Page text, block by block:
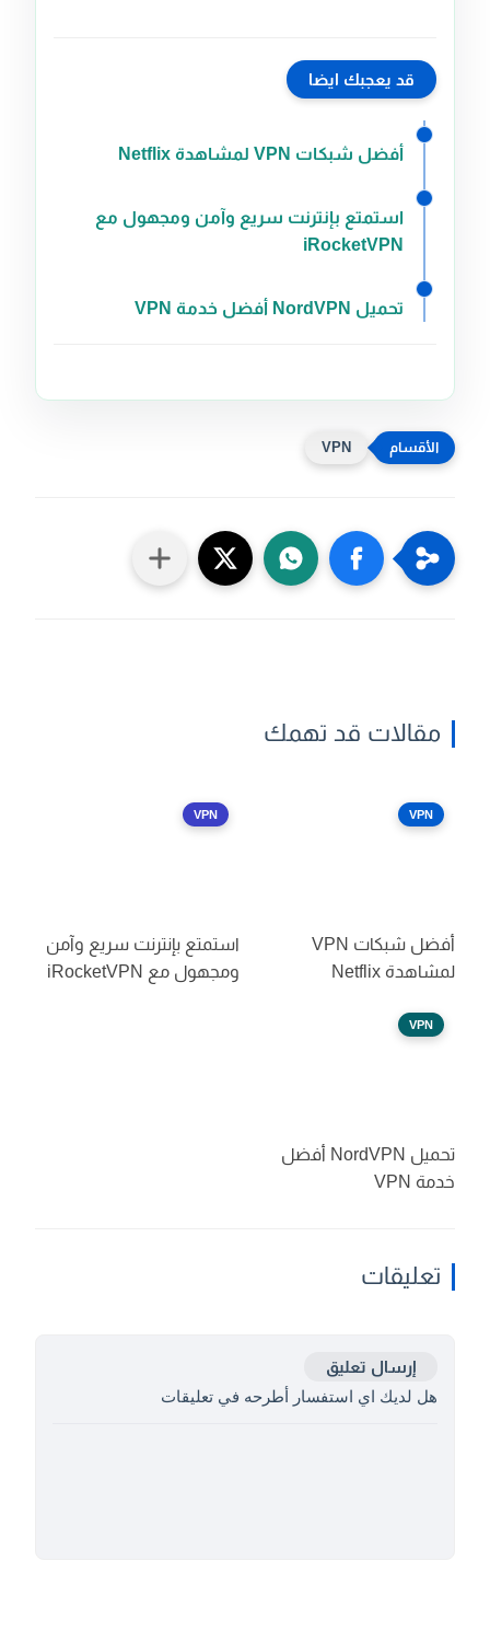
قد يعجبك ايضا
أفضل شبكات VPN لمشاهدة Netflix
استمتع بإنترنت سريع وآمن ومجهول مع
iRocketVPN
تحميل NordVPN أفضل خدمة VPN
VPN
مقالات قد تهمك
VPN
أفضل شبكات VPN
لمشاهدة Netflix
VPN
استمتع بإنترنت سريع وآمن
ومجهول مع iRocketVPN
VPN
تحميل NordVPN أفضل
خدمة VPN
تعليقات
إرسال تعليق
هل لديك اي استفسار أطرحه في تعليقات